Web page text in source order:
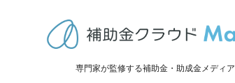
専門家が監修する補助金・助成金メディア
>補助金・助成金詳細